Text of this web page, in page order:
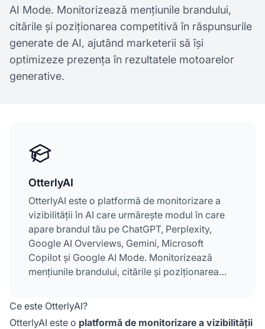
AI Mode. Monitorizează mențiunile brandului,
citările și poziționarea competitivă în răspunsurile
generate de AI, ajutând marketerii să își
optimizeze prezența în rezultatele motoarelor
generative.
OtterlyAI
OtterlyAI este o platformă de monitorizare a
vizibilității în AI care urmărește modul în care
apare brandul tău pe ChatGPT, Perplexity,
Google AI Overviews, Gemini, Microsoft
Copilot și Google AI Mode. Monitorizează
mențiunile brandului, citările și poziționarea
ajutând marketerii să își optimizeze prezența în
rezultatele motoarelor generative.
Ce este OtterlyAI?
OtterlyAI este o platformă de monitorizare a vizibilității